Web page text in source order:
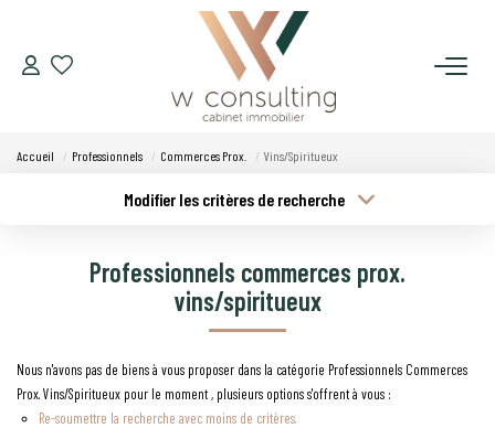
ACQUÉRIR
GÉRER
SYNDIC
Accueil Professionnels Commerces Prox. Vins/Spiritueux
Modifier les critères de recherche
Type de bien
Budget min
Créer une alerte
Professionnels commerces prox.
vins/spiritueux
Nous n'avons pas de biens à vous proposer dans la catégorie Professionnels Commerces
Prox. Vins/Spiritueux pour le moment , plusieurs options s'offrent à vous :
Re-soumettre la recherche avec moins de critères.